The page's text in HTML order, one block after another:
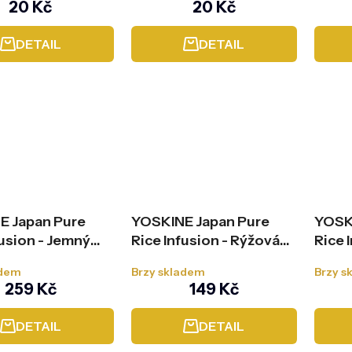
20 Kč
DETAIL
20 Kč
DETAIL
Japan Pure
- Jemný
259 Kč
DETAIL
YOSKINE Japan Pure
Rice Infusion - Rýžová
látková maska, 20 ml
Brzy skladem
149 Kč
DETAIL
Rice
Brzy